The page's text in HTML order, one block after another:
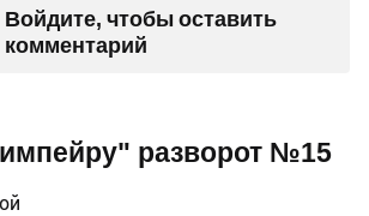
Войдите, чтобы оставить
комментарий
разворот №15